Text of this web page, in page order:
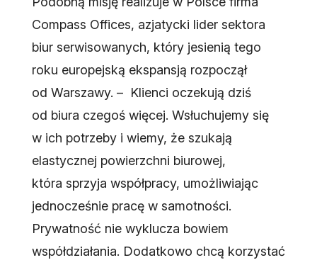
Compass Offices, azjatycki lider sektora
biur serwisowanych, który jesienią tego
roku europejską ekspansją rozpoczął
od Warszawy. – Klienci oczekują dziś
od biura czegoś więcej. Wsłuchujemy się
w ich potrzeby i wiemy, że szukają
elastycznej powierzchni biurowej,
która sprzyja współpracy, umożliwiając
jednocześnie pracę w samotności.
Prywatność nie wyklucza bowiem
współdziałania. Dodatkowo chcą korzystać